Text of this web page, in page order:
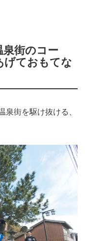
泉街のコー
げておもてな
泉街を駆け抜ける、